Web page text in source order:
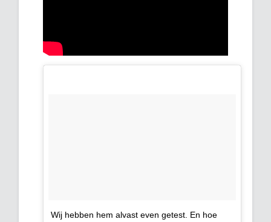
Wij hebben hem alvast even getest. En hoe